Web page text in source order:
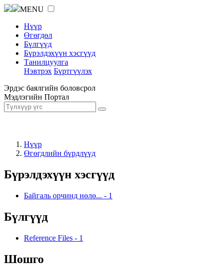
MENU
Нүүр
Өгөгдөл
Бүлгүүд
Бүрэлдэхүүн хэсгүүд
Танилцуулга
Нэвтрэх Бүртгүүлэх
Эрдэс баялгийн боловсрол
Мэдлэгийн Портал
Нүүр
Өгөгдлийн бүрдлүүд
Бүрэлдэхүүн хэсгүүд
Байгаль орчинд нөлө... - 1
Бүлгүүд
Reference Files - 1
Шошго